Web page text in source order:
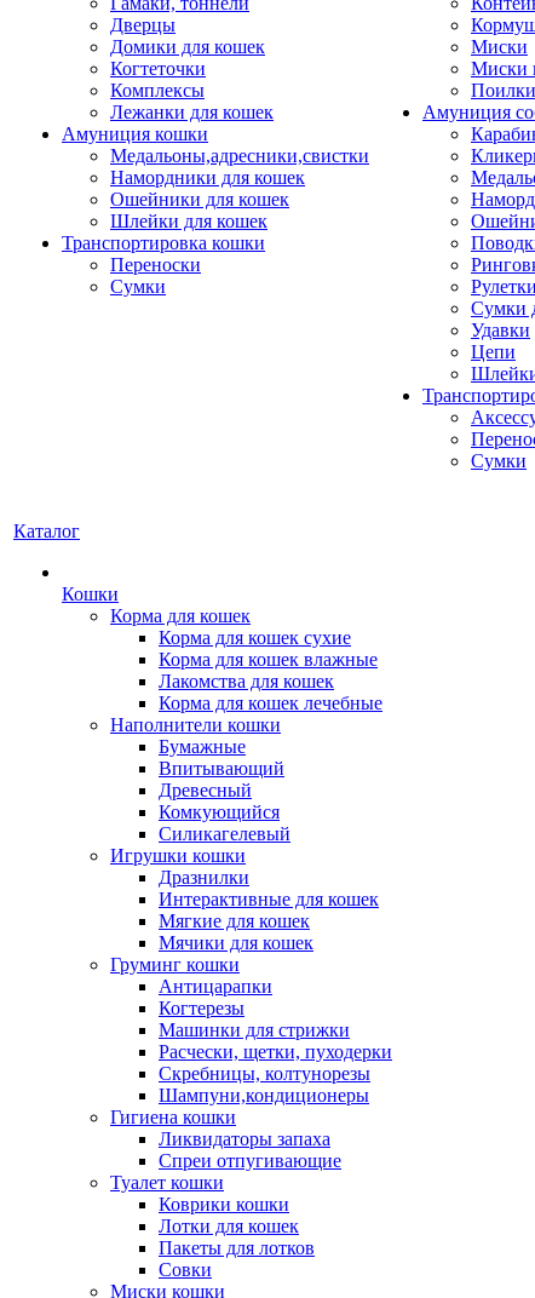
Дверцы
Домики для кошек
Когтеточки
Комплексы
Лежанки для кошек
Амуниция кошки
Медальоны,адресники,свистки
Намордники для кошек
Ошейники для кошек
Шлейки для кошек
Транспортировка кошки
Переноски
Сумки
Миски
Миски
Поилки
Амуниция
Рулетки
Сумки
Удавки
Цепи
Сумки
Каталог
Кошки
Корма для кошек
Корма для кошек сухие
Корма для кошек влажные
Лакомства для кошек
Корма для кошек лечебные
Наполнители кошки
Бумажные
Впитывающий
Древесный
Комкующийся
Силикагелевый
Игрушки кошки
Дразнилки
Интерактивные для кошек
Мягкие для кошек
Мячики для кошек
Груминг кошки
Антицарапки
Когтерезы
Машинки для стрижки
Расчески, щетки, пуходерки
Скребницы, колтунорезы
Шампуни,кондиционеры
Гигиена кошки
Ликвидаторы запаха
Спреи отпугивающие
Туалет кошки
Коврики кошки
Лотки для кошек
Пакеты для лотков
Совки
Миски кошки